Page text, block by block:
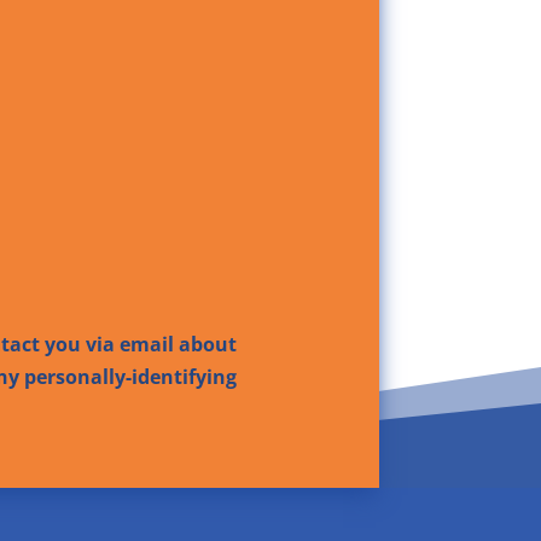
you via email about
personally-identifying